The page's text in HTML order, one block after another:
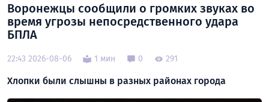
Воронежцы сообщили о громких звуках во
время угрозы непосредственного удара
БПЛА
22:43 2026-08-06 1 мин 0 291
Хлопки были слышны в разных районах города